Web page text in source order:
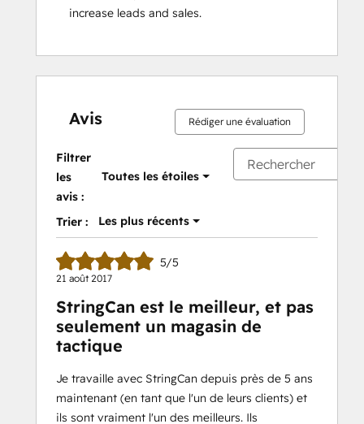
increase leads and sales.
Avis Rédiger une évaluation
Filtrer
les
avis :
Toutes les étoiles
Trier : Les plus récents
5/5
21 août 2017
StringCan est le meilleur, et pas
seulement un magasin de
tactique
Je travaille avec StringCan depuis près de 5 ans
maintenant (en tant que l'un de leurs clients) et
ils sont vraiment l'un des meilleurs. Ils